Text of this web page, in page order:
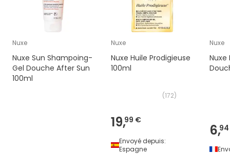
Nuxe
Nuxe Sun Shampoing-
Gel Douche After Sun
100ml
Nuxe
Nuxe Huile Prodigieuse
100ml
(172)
19,99 €
Envoyé depuis:
Espagne
Nuxe
Nuxe
6,